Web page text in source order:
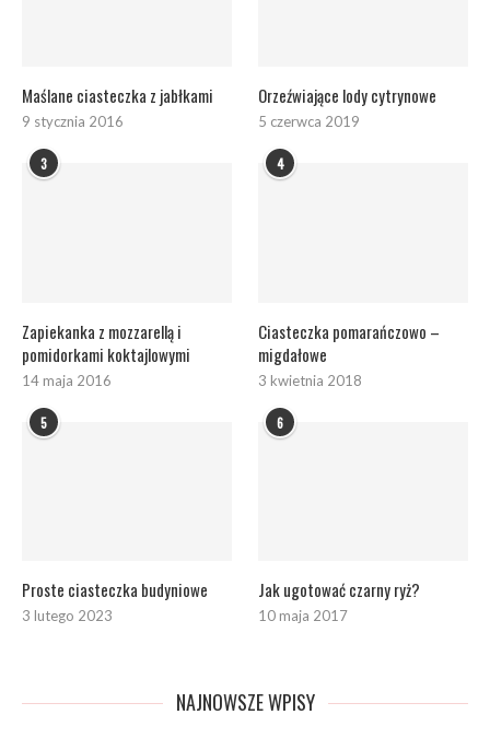
Maślane ciasteczka z jabłkami
9 stycznia 2016
Orzeźwiające lody cytrynowe
5 czerwca 2019
3
Zapiekanka z mozzarellą i
pomidorkami koktajlowymi
14 maja 2016
4
Ciasteczka pomarańczowo –
migdałowe
3 kwietnia 2018
5
Proste ciasteczka budyniowe
3 lutego 2023
6
Jak ugotować czarny ryż?
10 maja 2017
NAJNOWSZE WPISY